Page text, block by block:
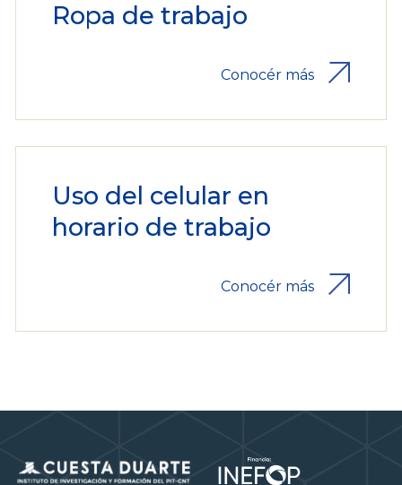
Ropa de trabajo
Conocér más
Uso del celular en
horario de trabajo
Conocér más